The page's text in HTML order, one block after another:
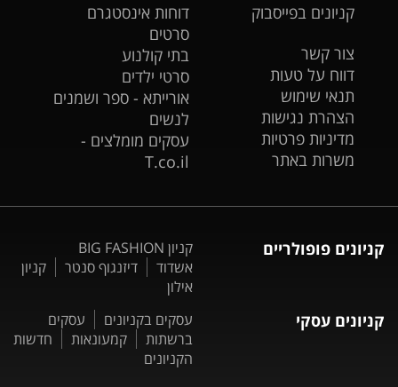
קניונים בפייסבוק
צור קשר
דווח על טעות
תנאי שימוש
הצהרת נגישות
מדיניות פרטיות
משרות באתר
דוחות אינסטגרם
סרטים
בתי קולנוע
סרטי ילדים
אורייתא - ספר ושמנים
לנשים
עסקים מומלצים -
T.co.il
קניונים פופולריים
קניון BIG FASHION
אשדוד
דיזנגוף סנטר
קניון
אילון
קניונים עסקי עסקים בקניונים
עסקים
ברשתות
קמעונאות
חדשות
הקניונים